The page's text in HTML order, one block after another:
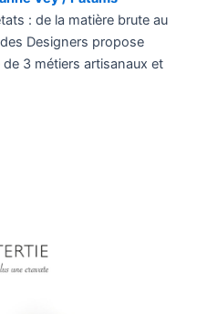
: de la matière brute au
Designers propose
3 métiers artisanaux et